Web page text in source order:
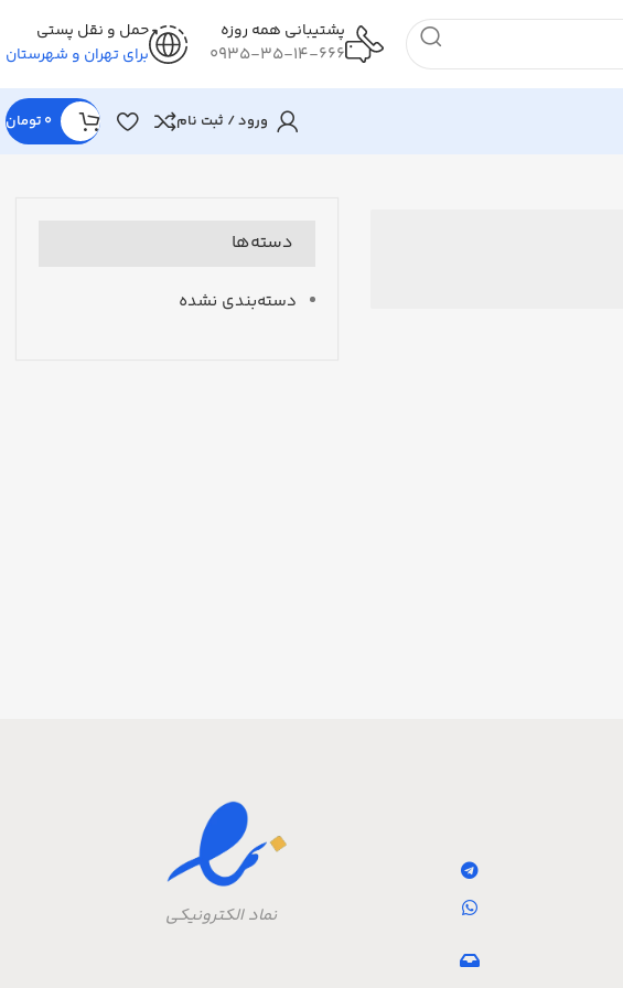
پشتیبانی همه روزه
0935-35-14-666
حمل و نقل پستی
برای تهران و شهرستان
ورود / ثبت نام 0 تومان
دسته‌ها
دسته‌بندی نشده
نماد الکترونیکی